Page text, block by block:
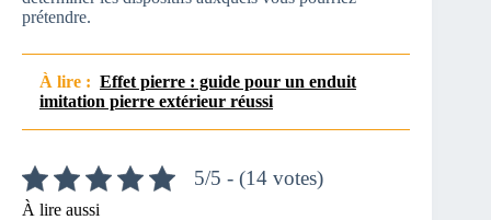
prétendre.
À lire : Effet pierre : guide pour un enduit
imitation pierre extérieur réussi
5/5 - (14 votes)
À lire aussi